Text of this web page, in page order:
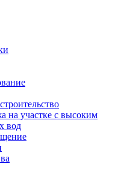
на участке с высоким
вод